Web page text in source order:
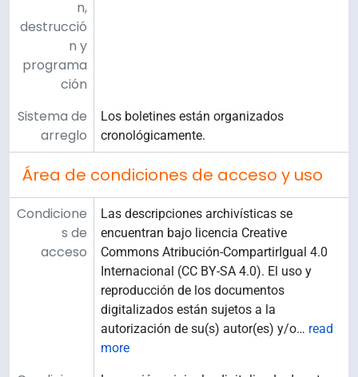
n,
destrucció
n y
programa
ción
Sistema de
arreglo
Los boletines están organizados
cronológicamente.
Área de condiciones de acceso y uso
Condicione
s de
acceso
Las descripciones archivísticas se
encuentran bajo licencia Creative
Commons Atribución-CompartirIgual 4.0
Internacional (CC BY-SA 4.0). El uso y
reproducción de los documentos
digitalizados están sujetos a la
autorización de su(s) autor(es) y/o… read
more